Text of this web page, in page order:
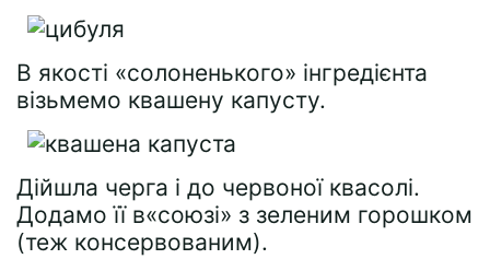
В якості «солоненького» інгредієнта
візьмемо квашену капусту.
Дійшла черга і до червоної квасолі.
Додамо її в«союзі» з зеленим горошком
(теж консервованим).